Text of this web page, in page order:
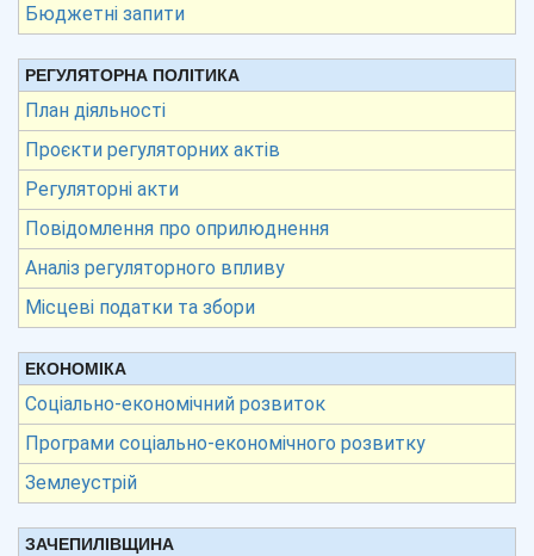
Бюджетні запити
РЕГУЛЯТОРНА ПОЛІТИКА
План діяльності
Проєкти регуляторних актів
Регуляторні акти
Повідомлення про оприлюднення
Аналіз регуляторного впливу
Місцеві податки та збори
ЕКОНОМІКА
Соціально-економічний розвиток
Програми соціально-економічного розвитку
Землеустрій
ЗАЧЕПИЛІВЩИНА